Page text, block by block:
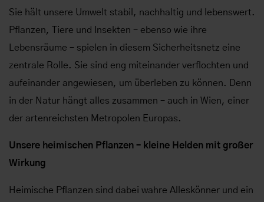
Sie hält unsere Umwelt stabil, nachhaltig und lebenswert.
Pflanzen, Tiere und Insekten – ebenso wie ihre
Lebensräume – spielen in diesem Sicherheitsnetz eine
zentrale Rolle. Sie sind eng miteinander verflochten und
aufeinander angewiesen, um überleben zu können. Denn
in der Natur hängt alles zusammen – auch in Wien, einer
der artenreichsten Metropolen Europas.
Unsere heimischen Pflanzen – kleine Helden mit großer
Wirkung
Heimische Pflanzen sind dabei wahre Alleskönner und ein